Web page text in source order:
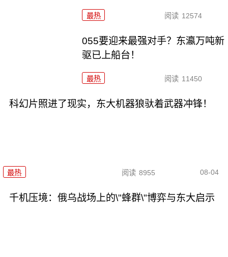
最热 阅读 12574
055要迎来最强对手？东瀛万吨新
驱已上船台！
最热 阅读 11450
科幻片照进了现实，东大机器狼驮着武器冲锋！
最热 阅读 8955 08-04
千机压境：俄乌战场上的\"蜂群\"博弈与东大启示